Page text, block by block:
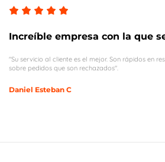
Increíble empresa con la que
"Su servicio al cliente es el mejor. Son rápidos en
sobre pedidos que son rechazados".
Daniel Esteban C